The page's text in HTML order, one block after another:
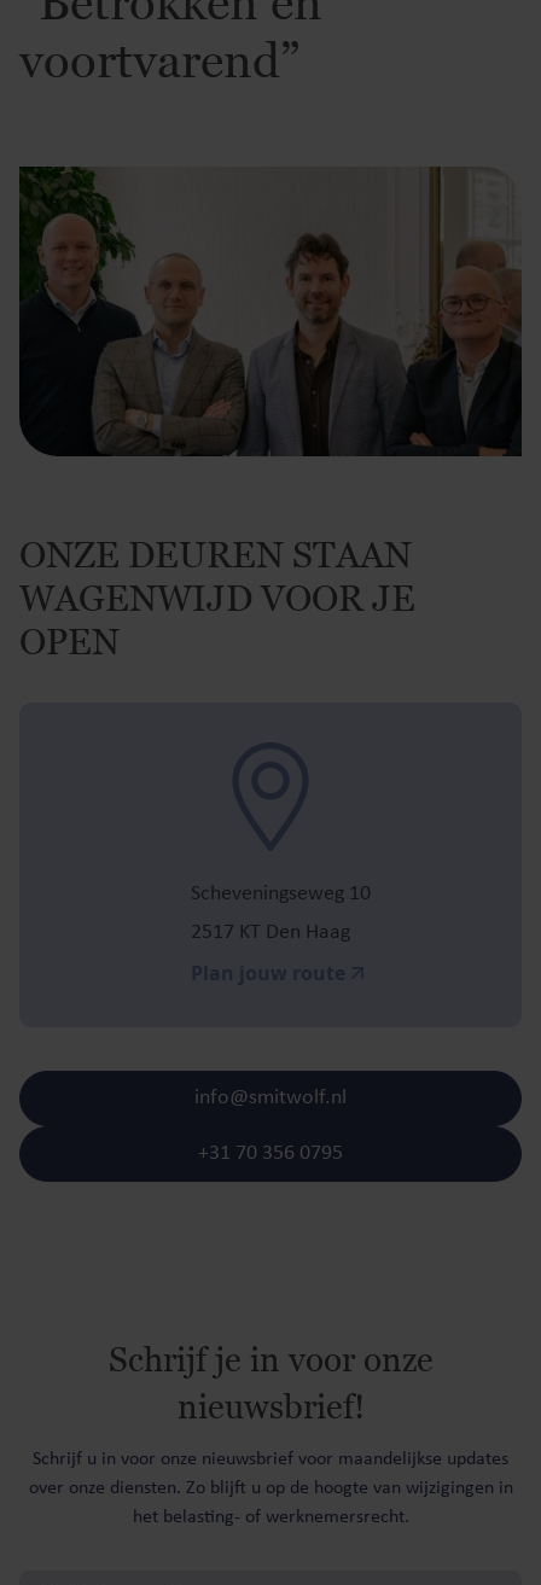
voortvarend”
ONZE DEUREN STAAN
WAGENWIJD VOOR JE
OPEN
Scheveningseweg 10
2517 KT Den Haag
+31 70 356 0795
info@smitwolf.nl
Schrijf je in voor onze
nieuwsbrief!
Schrijf u in voor onze nieuwsbrief voor maandelijkse updates
over onze diensten. Zo blijft u op de hoogte van wijzigingen in
het belasting- of werknemersrecht.